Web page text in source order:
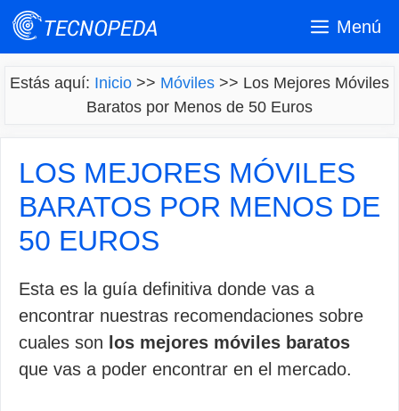
Saltar
Menú
Estás aquí: Inicio >> Móviles >> Los Mejores Móviles
Baratos por Menos de 50 Euros
LOS MEJORES MÓVILES
BARATOS POR MENOS DE
50 EUROS
Esta es la guía definitiva donde vas a
encontrar nuestras recomendaciones sobre
cuales son los mejores móviles baratos
que vas a poder encontrar en el mercado.